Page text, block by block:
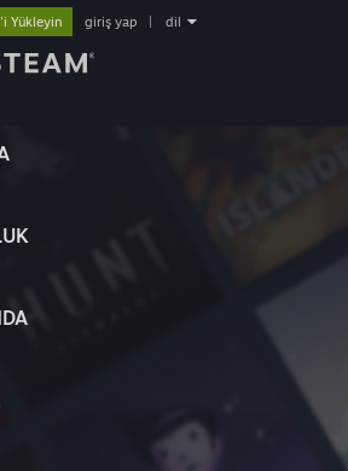
Yükleyin giriş yap dil